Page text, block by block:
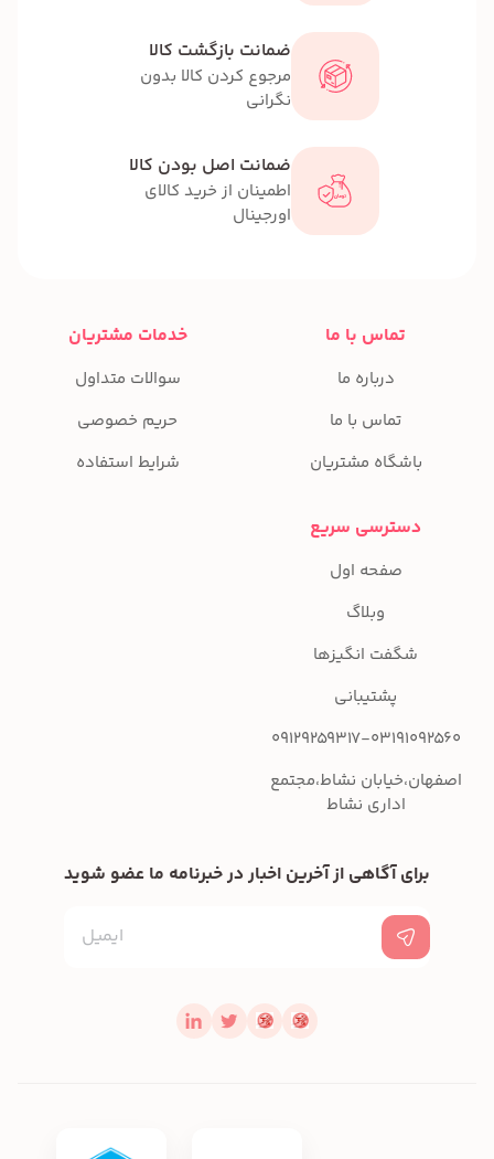
ضمانت بازگشت کالا
مرجوع کردن کالا بدون
نگرانی
ضمانت اصل بودن کالا
اطمینان از خرید کالای
اورجینال
تماس با ما
درباره ما
تماس با ما
باشگاه مشتریان
خدمات مشتریان
سوالات متداول
حریم خصوصی
شرایط استفاده
دسترسی سریع
صفحه اول
وبلاگ
شگفت انگیزها
پشتیبانی
09129259317-03191092560
اصفهان،خیابان نشاط،مجتمع
اداری نشاط
برای آگاهی از آخرین اخبار در خبرنامه ما عضو شوید